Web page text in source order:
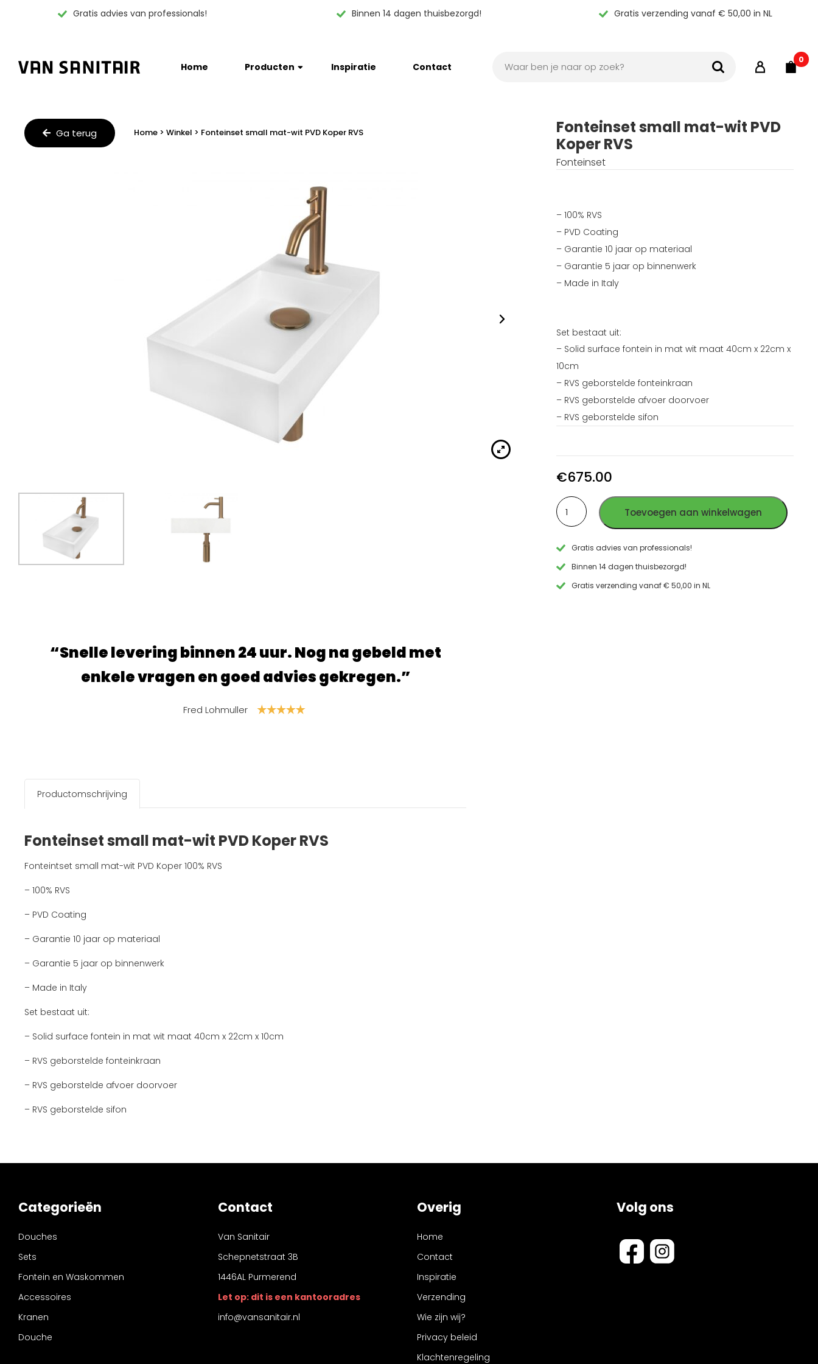
Gratis advies van professionals! Binnen 14 dagen thuisbezorgd! Gratis verzending vanaf € 50,00 in NL
Home Producten Inspiratie Contact
0
Ga terug Home > Winkel > Fonteinset small mat-wit PVD Koper RVS
Fonteinset small mat-wit PVD
Koper RVS
Fonteinset
– 100% RVS
– PVD Coating
– Garantie 10 jaar op materiaal
– Garantie 5 jaar op binnenwerk
– Made in Italy
Set bestaat uit:
– Solid surface fontein in mat wit maat 40cm x 22cm x
10cm
– RVS geborstelde fonteinkraan
– RVS geborstelde afvoer doorvoer
– RVS geborstelde sifon
€675.00
Fonteinset
small
mat-
PVD
Koper
aantal
Toevoegen aan winkelwagen
Gratis advies van professionals!
Binnen 14 dagen thuisbezorgd!
Gratis verzending vanaf € 50,00 in NL
Productomschrijving
Fonteinset small mat-wit PVD Koper RVS
Fonteintset small mat-wit PVD Koper 100% RVS
– 100% RVS
– PVD Coating
– Garantie 10 jaar op materiaal
– Garantie 5 jaar op binnenwerk
– Made in Italy
Set bestaat uit:
– Solid surface fontein in mat wit maat 40cm x 22cm x 10cm
– RVS geborstelde fonteinkraan
– RVS geborstelde afvoer doorvoer
– RVS geborstelde sifon
met
“Super fijne site, alles ging snel en ben blij met de
producten die ik heb besteld!”
S. van der Linden
Categorieën
Douches
Sets
Fontein en Waskommen
Accessoires
Kranen
Douche
Contact
Van Sanitair
Schepnetstraat 3B
1446AL Purmerend
Let op: dit is een kantooradres
info@vansanitair.nl
Overig
Home
Contact
Inspiratie
Verzending
Wie zijn wij?
Privacy beleid
Klachtenregeling
Volg ons